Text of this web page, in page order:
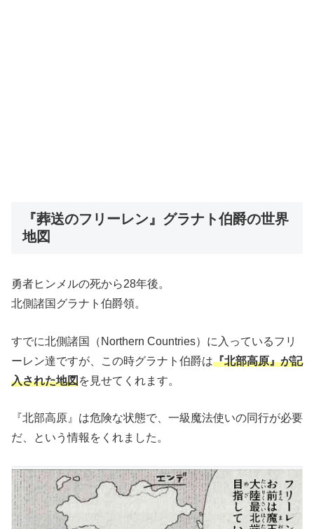
『葬送のフリーレン』グラナト伯爵の世界
地図
勇者ヒンメルの死から28年後。
北側諸国グラナト伯爵領。
すでに北側諸国（Northern Countries）に入っているフリ
ーレン達ですが、この時グラナト伯爵は『北部高原』が記
入された地図を見せてくれます。
『北部高原』は危険な状態で、一級魔法使いの同行が必要
だ、という情報をくれました。